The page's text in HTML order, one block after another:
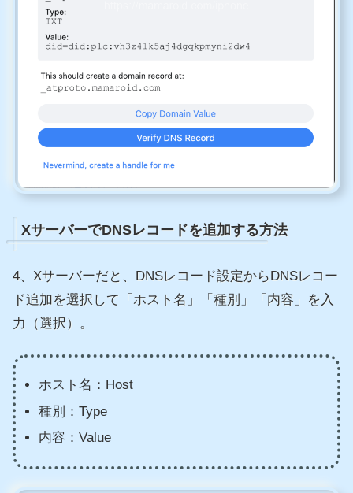
XサーバーでDNSレコードを追加する方法
4、Xサーバーだと、DNSレコード設定からDNSレコー
ド追加を選択して「ホスト名」「種別」「内容」を入
力（選択）。
ホスト名：Host
種別：Type
内容：Value